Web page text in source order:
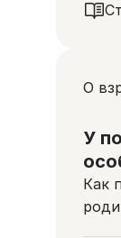
О
У
Как